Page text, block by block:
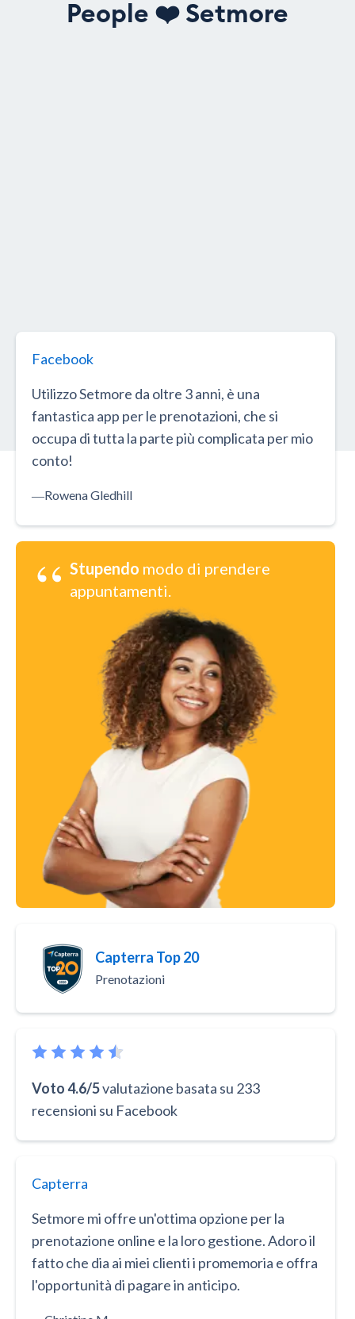
People ❤️ Setmore
Facebook
Utilizzo Setmore da oltre 3 anni, è una
fantastica app per le prenotazioni, che si
occupa di tutta la parte più complicata per mio
conto!
―Rowena Gledhill
“ Stupendo modo di prendere
appuntamenti.
Capterra Top 20
Prenotazioni
Voto 4.6/5valutazione basata su 233
recensioni su Facebook
Capterra
Setmore mi offre un'ottima opzione per la
prenotazione online e la loro gestione. Adoro il
fatto che dia ai miei clienti i promemoria e offra
l'opportunità di pagare in anticipo.